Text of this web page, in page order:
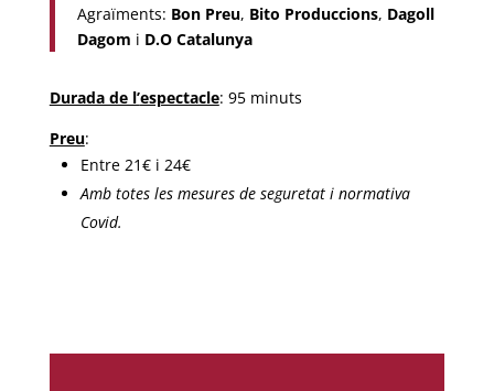
Agraïments: Bon Preu, Bito Produccions, Dagoll
Dagom i D.O Catalunya
Durada de l’espectacle: 95 minuts
Preu:
Entre 21€ i 24€
Amb totes les mesures de seguretat i normativa
Covid.